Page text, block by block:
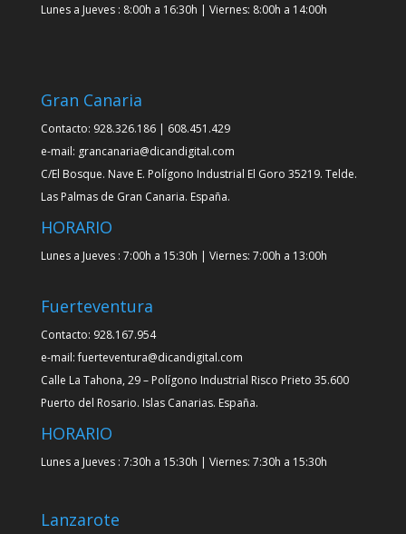
Lunes a Jueves : 8:00h a 16:30h | Viernes: 8:00h a 14:00h
Gran Canaria
Contacto: 928.326.186 | 608.451.429
e-mail: grancanaria@dicandigital.com
C/El Bosque. Nave E. Polígono Industrial El Goro 35219. Telde.
Las Palmas de Gran Canaria. España.
HORARIO
Lunes a Jueves : 7:00h a 15:30h | Viernes: 7:00h a 13:00h
Fuerteventura
Contacto: 928.167.954
e-mail: fuerteventura@dicandigital.com
Calle La Tahona, 29 – Polígono Industrial Risco Prieto 35.600
Puerto del Rosario. Islas Canarias. España.
HORARIO
Lunes a Jueves : 7:30h a 15:30h | Viernes: 7:30h a 15:30h
Lanzarote